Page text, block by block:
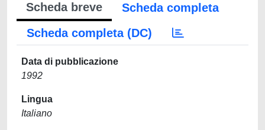
Scheda breve
Scheda completa
Scheda completa (DC)
Data di pubblicazione
1992
Lingua
Italiano